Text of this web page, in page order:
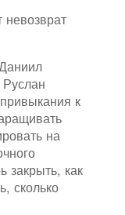
к
на
закрыть, как
сколько